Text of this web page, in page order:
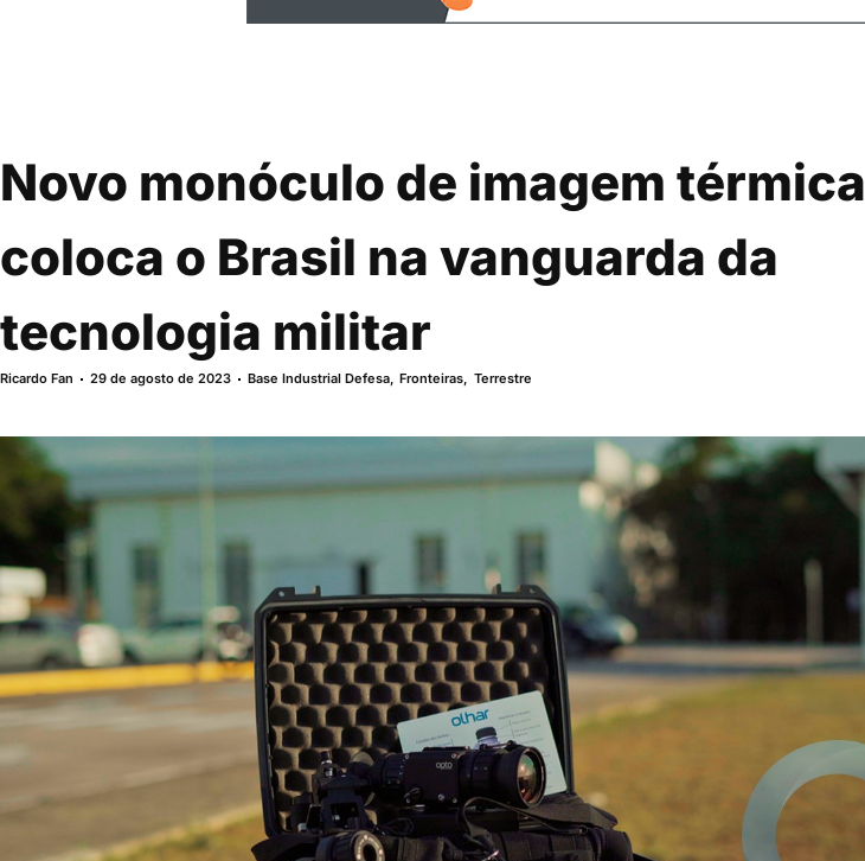
Novo monóculo de imagem térmica
coloca o Brasil na vanguarda da
tecnologia militar
Ricardo Fan 29 de agosto de 2023 Base Industrial Defesa,Fronteiras, Terrestre